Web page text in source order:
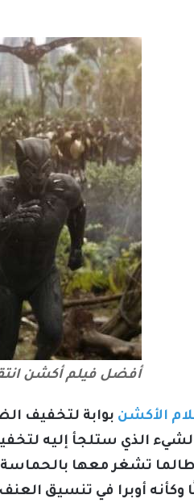
أفضل فيلم أكشن
الأكشن بوابة لتخفيف
الذي ستلجأ إليه
طالما تشغر معها
وكأنه أوبرا في تنسيق